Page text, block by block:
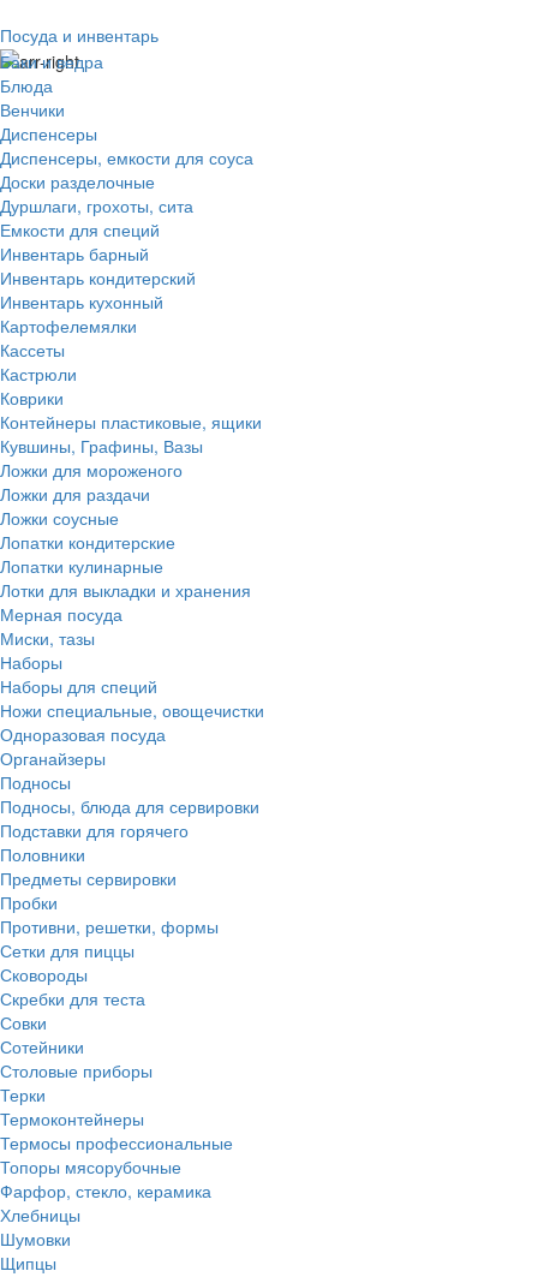
Посуда и инвентарь
Баки и ведра
Блюда
Венчики
Диспенсеры
Диспенсеры, емкости для соуса
Доски разделочные
Дуршлаги, грохоты, сита
Емкости для специй
Инвентарь барный
Инвентарь кондитерский
Инвентарь кухонный
Картофелемялки
Кассеты
Кастрюли
Коврики
Контейнеры пластиковые, ящики
Кувшины, Графины, Вазы
Ложки для мороженого
Ложки для раздачи
Ложки соусные
Лопатки кондитерские
Лопатки кулинарные
Лотки для выкладки и хранения
Мерная посуда
Миски, тазы
Наборы
Наборы для специй
Ножи специальные, овощечистки
Одноразовая посуда
Органайзеры
Подносы
Подносы, блюда для сервировки
Подставки для горячего
Половники
Предметы сервировки
Пробки
Противни, решетки, формы
Сетки для пиццы
Сковороды
Скребки для теста
Совки
Сотейники
Столовые приборы
Терки
Термоконтейнеры
Термосы профессиональные
Топоры мясорубочные
Фарфор, стекло, керамика
Хлебницы
Шумовки
Щипцы